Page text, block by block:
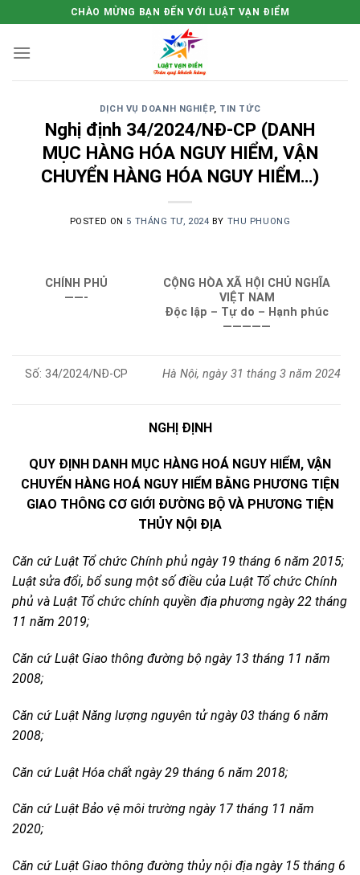
to
content
CHÀO MỪNG BẠN ĐẾN VỚI LUẬT VẠN ĐIỂM
DỊCH VỤ DOANH NGHIỆP, TIN TỨC
Nghị định 34/2024/NĐ-CP (DANH
MỤC HÀNG HÓA NGUY HIỂM, VẬN
CHUYỂN HÀNG HÓA NGUY HIỂM…)
POSTED ON 5 THÁNG TƯ, 2024 BY THU PHUONG
CHÍNH PHỦ
——-
CỘNG HÒA XÃ HỘI CHỦ NGHĨA
VIỆT NAM
Độc lập – Tự do – Hạnh phúc
—————
Số: 34/2024/NĐ-CP Hà Nội, ngày 31 tháng 3 năm 2024
NGHỊ ĐỊNH
QUY ĐỊNH DANH MỤC HÀNG HOÁ NGUY HIỂM, VẬN
CHUYỂN HÀNG HOÁ NGUY HIỂM BẰNG PHƯƠNG TIỆN
GIAO THÔNG CƠ GIỚI ĐƯỜNG BỘ VÀ PHƯƠNG TIỆN
THỦY NỘI ĐỊA
Căn cứ Luật Tổ chức Chính phủ ngày 19 tháng 6 năm 2015;
Luật sửa đổi, bổ sung một số điều của Luật Tổ chức Chính
phủ và Luật Tổ chức chính quyền địa phương ngày 22 tháng
11 năm 2019;
Căn cứ Luật Giao thông đường bộ ngày 13 tháng 11 năm
2008;
Căn cứ Luật Năng lượng nguyên tử ngày 03 tháng 6 năm
2008;
Căn cứ Luật Hóa chất ngày 29 tháng 6 năm 2018;
Căn cứ Luật Bảo vệ môi trường ngày 17 tháng 11 năm
2020;
Căn cứ Luật Giao thông đường thủy nội địa ngày 15 tháng 6